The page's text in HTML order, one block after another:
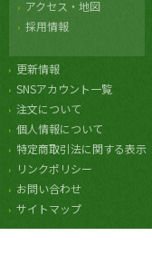
アクセス・地図
採用情報
更新情報
SNSアカウント一覧
注文について
個人情報について
特定商取引法に関する表示
リンクポリシー
お問い合わせ
サイトマップ